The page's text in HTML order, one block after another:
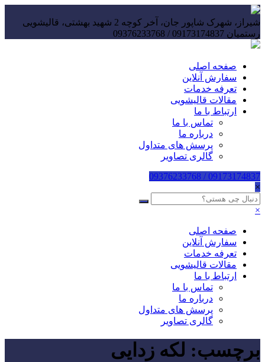
شیراز، شهرک شاپور جان، آخر کوچه 2 شهید بهشتی، قالیشویی
رستمیان 09173174837 / 09376233768
صفحه اصلی
سفارش آنلاین
تعرفه خدمات
مقالات قالیشویی
ارتباط با ما
تماس با ما
درباره ما
پرسش های متداول
گالری تصاویر
09173174837 / 09376233768
×
×
صفحه اصلی
سفارش آنلاین
تعرفه خدمات
مقالات قالیشویی
ارتباط با ما
تماس با ما
درباره ما
پرسش های متداول
گالری تصاویر
برچسب: لکه زدایی